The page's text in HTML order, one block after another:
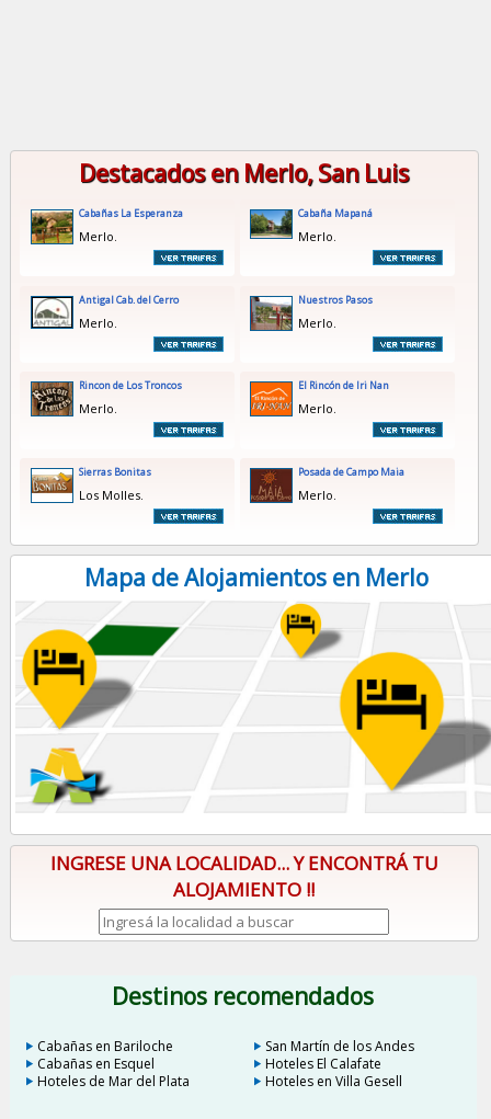
Destacados en Merlo, San Luis
Cabañas La Esperanza
Merlo.
Cabaña Mapaná
Merlo.
Antigal Cab. del Cerro
Merlo.
Nuestros Pasos
Merlo.
Rincon de Los Troncos
Merlo.
El Rincón de Iri Nan
Merlo.
Sierras Bonitas
Los Molles.
Posada de Campo Maia
Merlo.
Mapa de Alojamientos en Merlo
INGRESE UNA LOCALIDAD... Y ENCONTRÁ TU
ALOJAMIENTO !!
Destinos recomendados
Cabañas en Bariloche
San Martín de los Andes
Cabañas en Esquel
Hoteles El Calafate
Hoteles de Mar del Plata
Hoteles en Villa Gesell